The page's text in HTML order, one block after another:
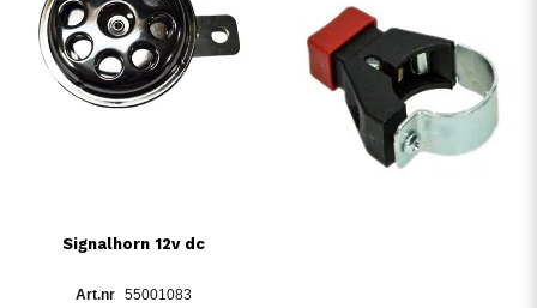
Signalhorn 12v dc
55001083